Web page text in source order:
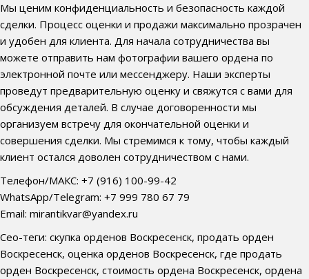
Мы ценим конфиденциальность и безопасность каждой
сделки. Процесс оценки и продажи максимально прозрачен
и удобен для клиента. Для начала сотрудничества вы
можете отправить нам фотографии вашего ордена по
электронной почте или мессенджеру. Наши эксперты
проведут предварительную оценку и свяжутся с вами для
обсуждения деталей. В случае договоренности мы
организуем встречу для окончательной оценки и
совершения сделки. Мы стремимся к тому, чтобы каждый
клиент остался доволен сотрудничеством с нами.
Телефон/МАКС: +7 (916) 100-99-42
WhatsApp/Telegram: +7 999 780 67 79
Email: mirantikvar@yandex.ru
Сео-теги: скупка орденов Воскресенск, продать орден
Воскресенск, оценка орденов Воскресенск, где продать
орден Воскресенск, стоимость ордена Воскресенск, ордена